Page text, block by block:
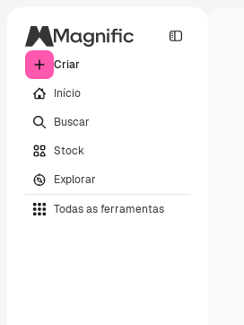
Criar
Início
Buscar
Stock
Explorar
Todas as ferramentas